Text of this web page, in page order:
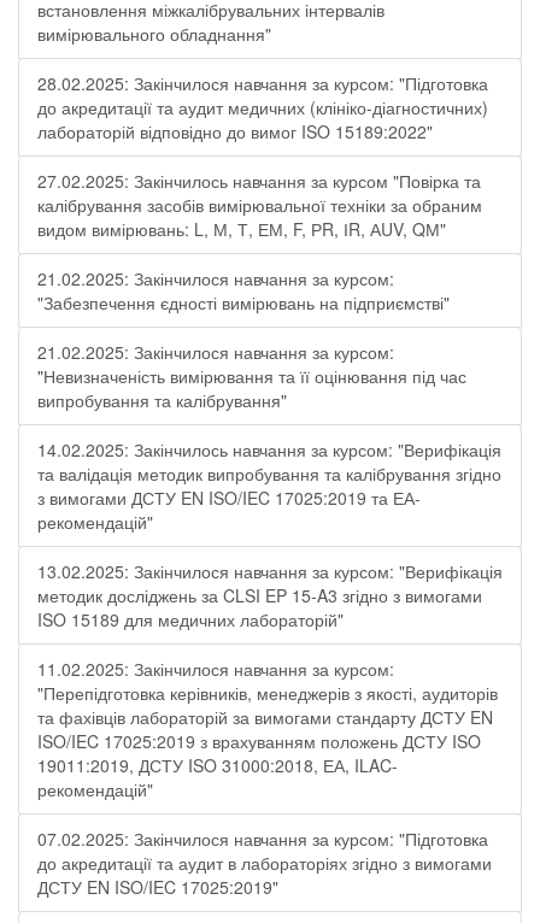
встановлення міжкалібрувальних інтервалів
вимірювального обладнання"
28.02.2025: Закінчилося навчання за курсом: "Підготовка
до акредитації та аудит медичних (клініко-діагностичних)
лабораторій відповідно до вимог ISO 15189:2022"
27.02.2025: Закінчилось навчання за курсом "Повірка та
калібрування засобів вимірювальної техніки за обраним
видом вимірювань: L, М, Т, ЕМ, F, РR, ІR, АUV, QМ"
21.02.2025: Закінчилося навчання за курсом:
"Забезпечення єдності вимірювань на підприємстві"
21.02.2025: Закінчилося навчання за курсом:
"Невизначеність вимірювання та її оцінювання під час
випробування та калібрування"
14.02.2025: Закінчилось навчання за курсом: "Верифікація
та валідація методик випробування та калібрування згідно
з вимогами ДСТУ EN ISO/IEC 17025:2019 та ЕА-
рекомендацій"
13.02.2025: Закінчилося навчання за курсом: "Верифікація
методик досліджень за CLSI EP 15-A3 згідно з вимогами
ISO 15189 для медичних лабораторій"
11.02.2025: Закінчилося навчання за курсом:
"Перепідготовка керівників, менеджерів з якості, аудиторів
та фахівців лабораторій за вимогами стандарту ДСТУ EN
ISO/IEC 17025:2019 з врахуванням положень ДСТУ ISO
19011:2019, ДСТУ ISO 31000:2018, ЕА, ILAC-
рекомендацій"
07.02.2025: Закінчилося навчання за курсом: "Підготовка
до акредитації та аудит в лабораторіях згідно з вимогами
ДСТУ EN ISO/IEC 17025:2019"